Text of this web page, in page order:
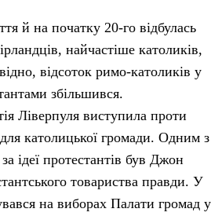
й на початку 20-го відбулась
найчастіше католиків,
відсоток римо-католиків у
збільшився.
Ліверпуля виступила проти
католицької громади. Одним з
ідеї протестантів був Джон
товариства правди. У
на виборах Палати громад у